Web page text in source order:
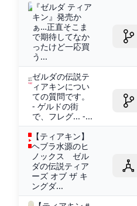
『ゼルダ ティア
キン』発売か
ぁ…正直そこま
で期待してなか
ったけど一応買
う...
ゼルダの伝説テ
ィアキンについ
ての質問です。
- ゲルドの街
で、フレグ... -...
【ティアキン】
ヘブラ水源のヒ
ノックス ゼル
ダの伝説ティア
ーズ オブ ザ キ
ングダ...